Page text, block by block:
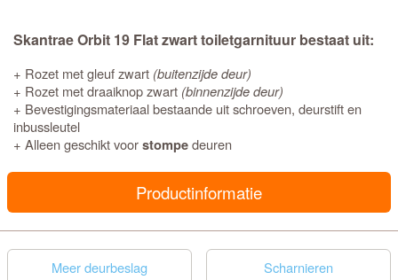
Skantrae Orbit 19 Flat zwart toiletgarnituur bestaat uit:
+ Rozet met gleuf zwart (buitenzijde deur)
+ Rozet met draaiknop zwart (binnenzijde deur)
+ Bevestigingsmateriaal bestaande uit schroeven, deurstift en
inbussleutel
+ Alleen geschikt voorstompedeuren
Productinformatie
Meer deurbeslag Scharnieren